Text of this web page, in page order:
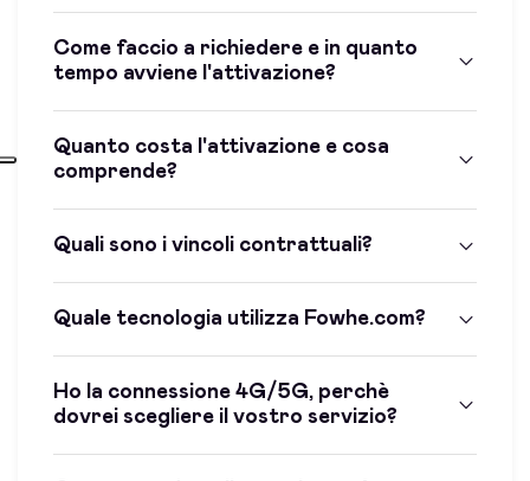
Come faccio a richiedere e in quanto
tempo avviene l'attivazione?
Quanto costa l'attivazione e cosa
comprende?
Quali sono i vincoli contrattuali?
Quale tecnologia utilizza Fowhe.com?
Ho la connessione 4G/5G, perchè
dovrei scegliere il vostro servizio?